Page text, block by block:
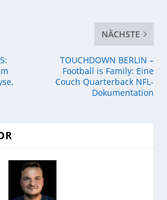
NÄCHSTE
TOUCHDOWN BERLIN –
Football is Family: Eine
Couch Quarterback NFL-
Dokumentation